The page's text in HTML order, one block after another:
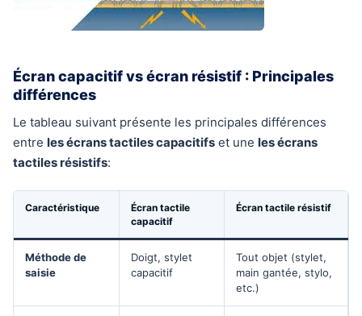
Écran capacitif vs écran résistif : Principales
différences
Le tableau suivant présente les principales différences
entre les écrans tactiles capacitifs et une les écrans
tactiles résistifs:
Caractéristique
Écran tactile
capacitif
Écran tactile résistif
Méthode de
saisie
Doigt, stylet
capacitif
Tout objet (stylet,
main gantée, stylo,
etc.)